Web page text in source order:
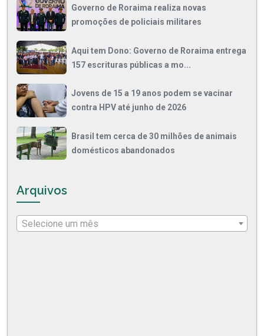
Governo de Roraima realiza novas
promoções de policiais militares
Aqui tem Dono: Governo de Roraima entrega
157 escrituras públicas a mo...
Jovens de 15 a 19 anos podem se vacinar
contra HPV até junho de 2026
Brasil tem cerca de 30 milhões de animais
domésticos abandonados
Arquivos
Selecione um mês